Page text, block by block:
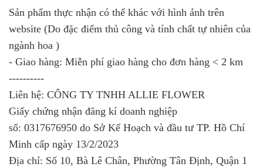
Sản phẩm thực nhận có thể khác với hình ảnh trên
website (Do đặc điểm thủ công và tính chất tự nhiên của
ngành hoa )
- Giao hàng: Miễn phí giao hàng cho đơn hàng < 2 km
----------
Liên hệ: CÔNG TY TNHH ALLIE FLOWER
Giấy chứng nhận đăng kí doanh nghiệp
số: 0317676950 do Sở Kế Hoạch và đầu tư TP. Hồ Chí
Minh cấp ngày 13/2/2023
Địa chỉ: Số 10, Bà Lê Chân, Phường Tân Định, Quận 1